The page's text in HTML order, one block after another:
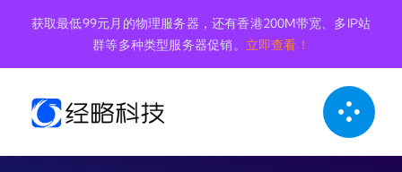
内
获取最低99元月的物理服务器，还有香港200M带宽、多IP站
群等多种类型服务器促销。 立即查看！